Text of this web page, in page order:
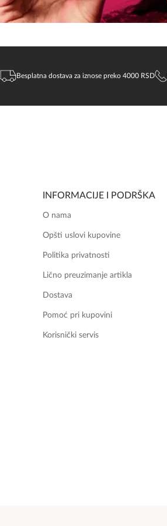
Besplatna dostava za iznose preko 4000 RSD
INFORMACIJE I PODRŠKA
O nama
Opšti uslovi kupovine
Politika privatnosti
Lično preuzimanje artikla
Dostava
Pomoć pri kupovini
Korisnički servis